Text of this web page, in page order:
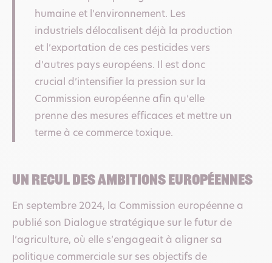
humaine et l’environnement. Les
industriels délocalisent déjà la production
et l’exportation de ces pesticides vers
d’autres pays européens. Il est donc
crucial d’intensifier la pression sur la
Commission européenne afin qu’elle
prenne des mesures efficaces et mettre un
terme à ce commerce toxique.
un recul des ambitions européennes
En septembre 2024, la Commission européenne a
publié son Dialogue stratégique sur le futur de
l’agriculture, où elle s’engageait à aligner sa
politique commerciale sur ses objectifs de